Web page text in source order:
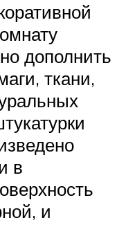
дополнить
ткани,
в
и